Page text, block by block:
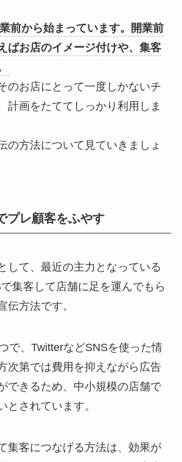
前から始まっています。開業前
ばお店のイメージ付けや、集客
のお店にとって一度しかないチ
計画をたててしっかり利用しま
の方法について見ていきましょ
プレ顧客をふやす
して、最近の主力となっている
集客して店舗に足を運んでもら
伝方法です。
で、TwitterなどSNSを使った情
次第では費用を抑えながら広告
できるため、中小規模の店舗で
とされています。
集客につなげる方法は、効果が